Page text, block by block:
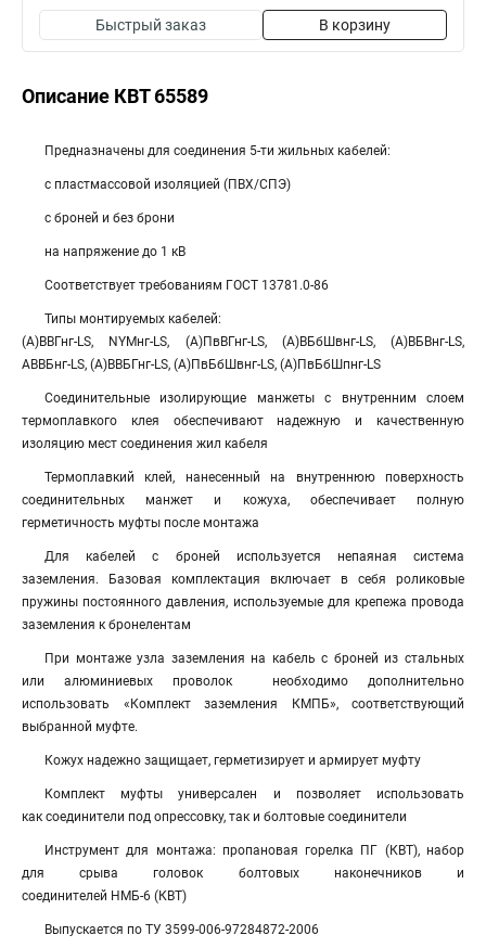
Быстрый заказ В корзину
Описание КВТ 65589
Предназначены для соединения 5-ти жильных кабелей:
с пластмассовой изоляцией (ПВХ/СПЭ)
с броней и без брони
на напряжение до 1 кВ
Соответствует требованиям ГОСТ 13781.0-86
Типы монтируемых кабелей:
(А)ВВГнг-LS, NYMнг-LS, (А)ПвВГнг-LS, (А)ВБбШвнг-LS, (А)ВБВнг-LS,
АВВБнг-LS, (А)ВВБГнг-LS, (А)ПвБбШвнг-LS, (А)ПвБбШпнг-LS
Соединительные изолирующие манжеты с внутренним слоем
термоплавкого клея обеспечивают надежную и качественную
изоляцию мест соединения жил кабеля
Термоплавкий клей, нанесенный на внутреннюю поверхность
соединительных манжет и кожуха, обеспечивает полную
герметичность муфты после монтажа
Для кабелей с броней используется непаяная система
заземления. Базовая комплектация включает в себя роликовые
пружины постоянного давления, используемые для крепежа провода
заземления к бронелентам
При монтаже узла заземления на кабель с броней из стальных
или алюминиевых проволок необходимо дополнительно
использовать «Комплект заземления КМПБ», соответствующий
выбранной муфте.
Кожух надежно защищает, герметизирует и армирует муфту
Комплект муфты универсален и позволяет использовать
как соединители под опрессовку, так и болтовые соединители
Инструмент для монтажа: пропановая горелка ПГ (КВТ), набор
для срыва головок болтовых наконечников и
соединителей НМБ-6 (КВТ)
Выпускается по ТУ 3599-006-97284872-2006